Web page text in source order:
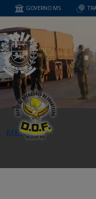
GOVERNO MS
MENU